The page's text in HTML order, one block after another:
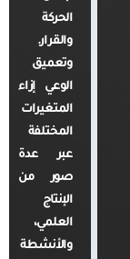
الحركة
والقرار.
وتعميق
الوعي إزاء
المتغيرات
المختلفة
عبر عدة
صور من
الإنتاج
العلمي،
والأنشطة